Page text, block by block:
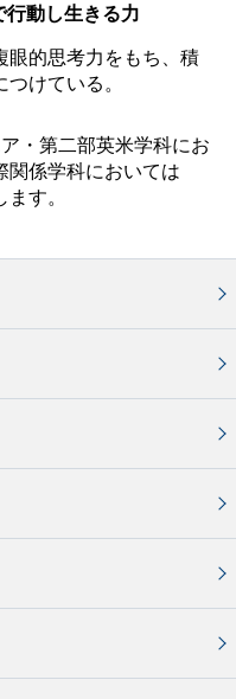
行動し生きる力
眼的思考力をもち、積
けている。
・第二部英米学科にお
関係学科においては
す。